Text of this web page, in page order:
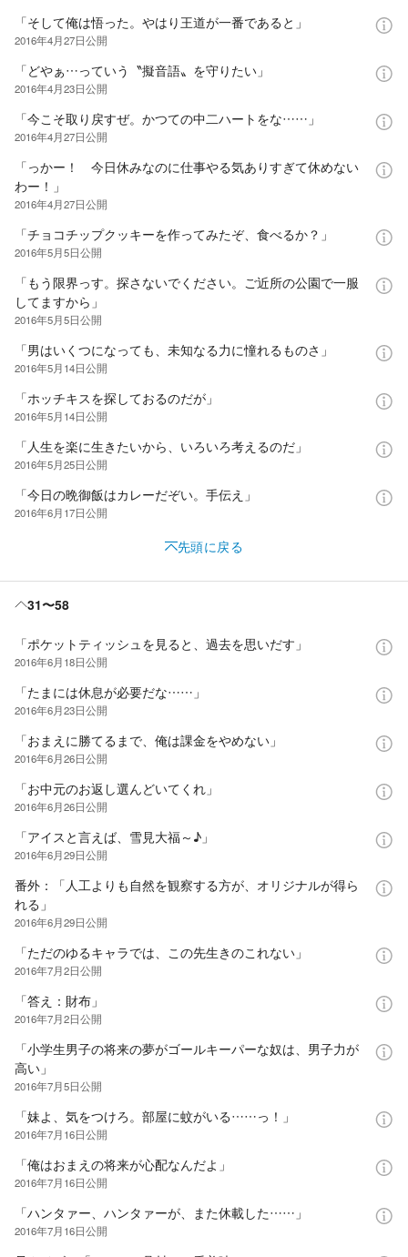
「そして俺は悟った。やはり王道が一番であると」
2016年4月27日公開
「どやぁ…っていう〝擬音語〟を守りたい」
2016年4月23日公開
「今こそ取り戻すぜ。かつての中二ハートをな……」
2016年4月27日公開
「っかー！ 今日休みなのに仕事やる気ありすぎて休めない
わー！」
2016年4月27日公開
「チョコチップクッキーを作ってみたぞ、食べるか？」
2016年5月5日公開
「もう限界っす。探さないでください。ご近所の公園で一服
してますから」
2016年5月5日公開
「男はいくつになっても、未知なる力に憧れるものさ」
2016年5月14日公開
「ホッチキスを探しておるのだが」
2016年5月14日公開
「人生を楽に生きたいから、いろいろ考えるのだ」
2016年5月25日公開
「今日の晩御飯はカレーだぞい。手伝え」
2016年6月17日公開
先頭に戻る
31〜58
「ポケットティッシュを見ると、過去を思いだす」
2016年6月18日公開
「たまには休息が必要だな……」
2016年6月23日公開
「おまえに勝てるまで、俺は課金をやめない」
2016年6月26日公開
「お中元のお返し選んどいてくれ」
2016年6月26日公開
「アイスと言えば、雪見大福～♪」
2016年6月29日公開
番外：「人工よりも自然を観察する方が、オリジナルが得ら
れる」
2016年6月29日公開
「ただのゆるキャラでは、この先生きのこれない」
2016年7月2日公開
「答え：財布」
2016年7月2日公開
「小学生男子の将来の夢がゴールキーパーな奴は、男子力が
高い」
2016年7月5日公開
「妹よ、気をつけろ。部屋に蚊がいる……っ！」
2016年7月16日公開
「俺はおまえの将来が心配なんだよ」
2016年7月16日公開
「ハンタァー、ハンタァーが、また休載した……」
2016年7月16日公開